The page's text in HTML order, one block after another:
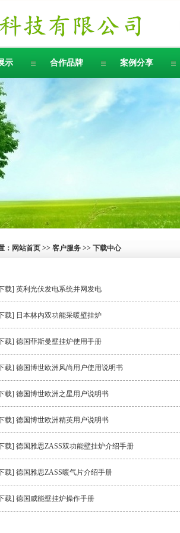
示 合作品牌 案例分享
： 网站首页 >> 客户服务 >> 下载中心
载] 英利光伏发电系统并网发电
载] 日本林内双功能采暖壁挂炉
载] 德国菲斯曼壁挂炉使用手册
载] 德国博世欧洲风尚用户使用说明书
载] 德国博世欧洲之星用户说明书
载] 德国博世欧洲精英用户说明书
载] 德国雅思ZASS双功能壁挂炉介绍手册
载] 德国雅思ZASS暖气片介绍手册
载] 德国威能壁挂炉操作手册